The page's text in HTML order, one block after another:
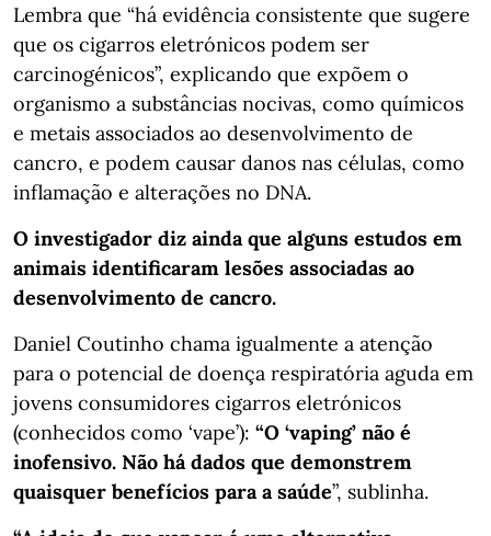
Lembra que “há evidência consistente que sugere
que os cigarros eletrónicos podem ser
carcinogénicos”, explicando que expõem o
organismo a substâncias nocivas, como químicos
e metais associados ao desenvolvimento de
cancro, e podem causar danos nas células, como
inflamação e alterações no DNA.
O investigador diz ainda que alguns estudos em
animais identificaram lesões associadas ao
desenvolvimento de cancro.
Daniel Coutinho chama igualmente a atenção
para o potencial de doença respiratória aguda em
jovens consumidores cigarros eletrónicos
(conhecidos como ‘vape’): “O ‘vaping’ não é
inofensivo. Não há dados que demonstrem
quaisquer benefícios para a saúde”, sublinha.